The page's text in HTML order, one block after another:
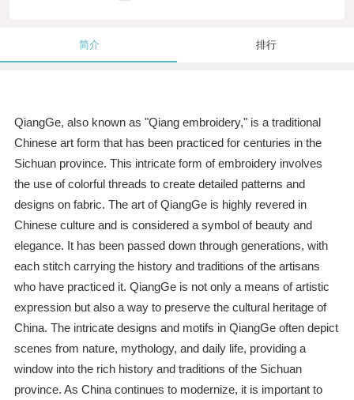
简介 排行
QiangGe, also known as "Qiang embroidery," is a traditional
Chinese art form that has been practiced for centuries in the
Sichuan province. This intricate form of embroidery involves
the use of colorful threads to create detailed patterns and
designs on fabric. The art of QiangGe is highly revered in
Chinese culture and is considered a symbol of beauty and
elegance. It has been passed down through generations, with
each stitch carrying the history and traditions of the artisans
who have practiced it. QiangGe is not only a means of artistic
expression but also a way to preserve the cultural heritage of
China. The intricate designs and motifs in QiangGe often depict
scenes from nature, mythology, and daily life, providing a
window into the rich history and traditions of the Sichuan
province. As China continues to modernize, it is important to